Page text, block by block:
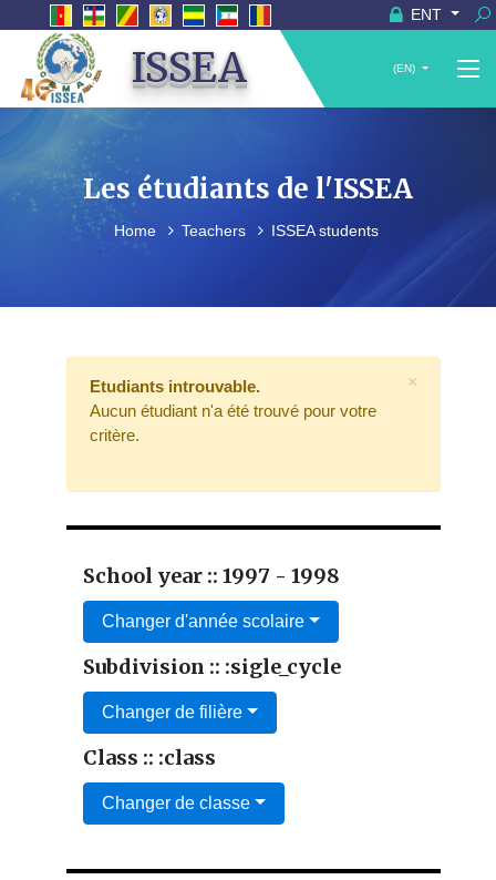
ENT
ISSEA (EN)
Les étudiants de l'ISSEA
Home Teachers ISSEA students
Etudiants introuvable.
Aucun étudiant n'a été trouvé pour votre
critère.
×
School year :: 1997 - 1998
Changer d'année scolaire
Subdivision :: :sigle_cycle
Changer de filière
Class :: :class
Changer de classe